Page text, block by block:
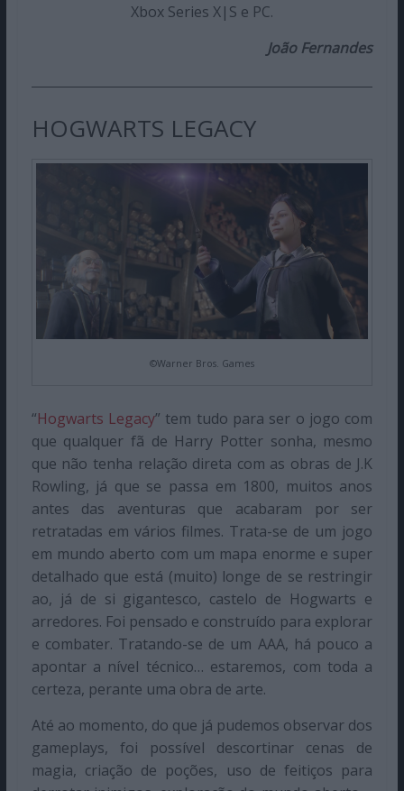
Xbox Series X|S e PC.
João Fernandes
HOGWARTS LEGACY
©Warner Bros. Games
“Hogwarts Legacy” tem tudo para ser o jogo com
que qualquer fã de Harry Potter sonha, mesmo
que não tenha relação direta com as obras de J.K
Rowling, já que se passa em 1800, muitos anos
antes das aventuras que acabaram por ser
retratadas em vários filmes. Trata-se de um jogo
em mundo aberto com um mapa enorme e super
detalhado que está (muito) longe de se restringir
ao, já de si gigantesco, castelo de Hogwarts e
arredores. Foi pensado e construído para explorar
e combater. Tratando-se de um AAA, há pouco a
apontar a nível técnico… estaremos, com toda a
certeza, perante uma obra de arte.
Até ao momento, do que já pudemos observar dos
gameplays, foi possível descortinar cenas de
magia, criação de poções, uso de feitiços para